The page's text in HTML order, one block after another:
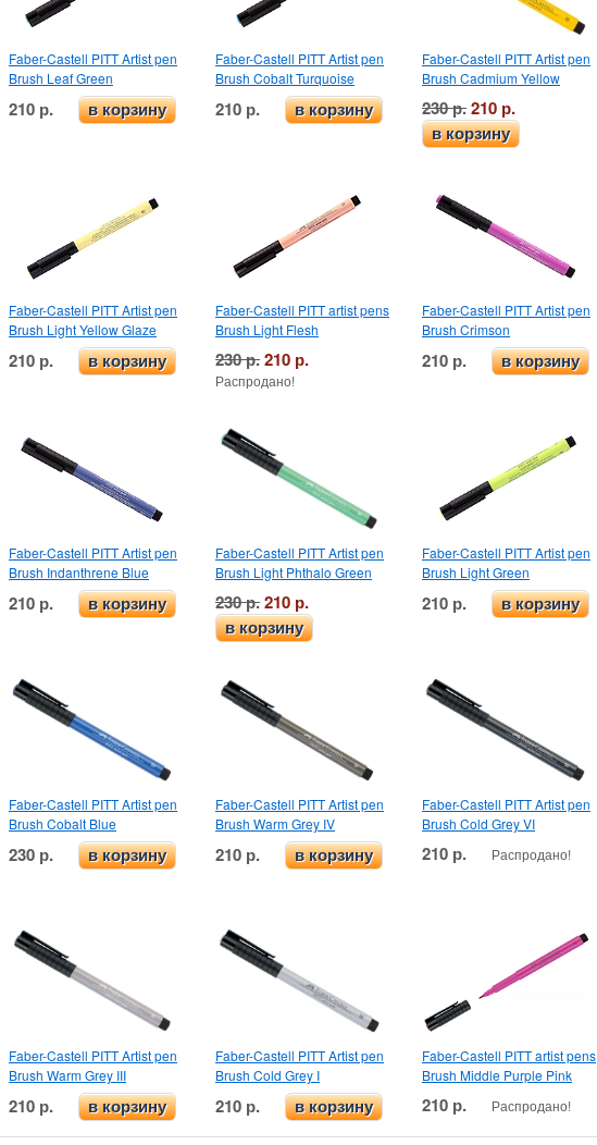
Faber-Castell PITT Artist pen
Brush Leaf Green
210 р. в корзину
Faber-Castell PITT Artist pen
Brush Cobalt Turquoise
210 р. в корзину
Faber-Castell PITT Artist pen
Brush Cadmium Yellow
230 р.210 р.
в корзину
Faber-Castell PITT Artist pen
Brush Light Yellow Glaze
210 р. в корзину
Faber-Castell PITT artist pens
Brush Light Flesh
230 р.210 р.
Распродано!
Faber-Castell PITT Artist pen
Brush Crimson
210 р. в корзину
Faber-Castell PITT Artist pen
Brush Indanthrene Blue
210 р. в корзину
Faber-Castell PITT Artist pen
Brush Light Phthalo Green
230 р.210 р.
в корзину
Faber-Castell PITT Artist pen
Brush Light Green
210 р. в корзину
Faber-Castell PITT Artist pen
Brush Cobalt Blue
230 р. в корзину
Faber-Castell PITT Artist pen
Brush Warm Grey IV
210 р. в корзину
Faber-Castell PITT Artist pen
Brush Cold Grey VI
210 р. Распродано!
Faber-Castell PITT Artist pen
Brush Warm Grey III
210 р. в корзину
Faber-Castell PITT Artist pen
Brush Cold Grey I
210 р. в корзину
Faber-Castell PITT artist pens
Brush Middle Purple Pink
210 р. Распродано!